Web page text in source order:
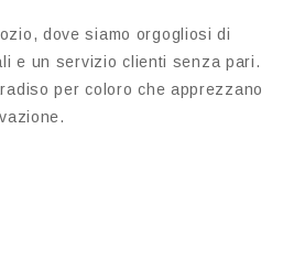
dove siamo orgogliosi di
e un servizio clienti senza pari.
per coloro che apprezzano